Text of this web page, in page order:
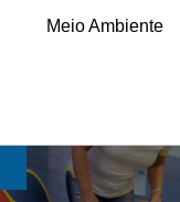
Meio Ambiente